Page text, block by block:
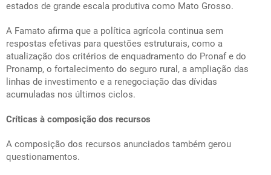
estados de grande escala produtiva como Mato Grosso.
A Famato afirma que a política agrícola continua sem
respostas efetivas para questões estruturais, como a
atualização dos critérios de enquadramento do Pronaf e do
Pronamp, o fortalecimento do seguro rural, a ampliação das
linhas de investimento e a renegociação das dívidas
acumuladas nos últimos ciclos.
Críticas à composição dos recursos
A composição dos recursos anunciados também gerou
questionamentos.